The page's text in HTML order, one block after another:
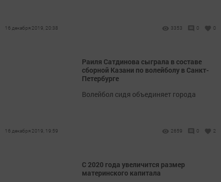
16 декабря 2019, 20:38 3353 0 0
Раиля Сатдинова сыграла в составе
сборной Казани по волейболу в Санкт-
Петербурге
Волейбол сидя объединяет города
16 декабря 2019, 19:59 2659 0 2
С 2020 года увеличится размер
материнского капитала